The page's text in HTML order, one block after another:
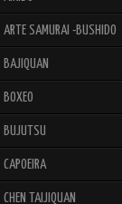
ARTE SAMURAI -BUSHIDO
BAJIQUAN
BOXEO
BUJUTSU
CAPOEIRA
CHEN TAIJIQUAN